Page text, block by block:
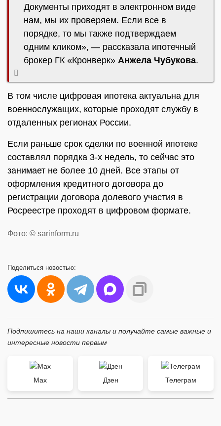
Документы приходят в электронном виде
нам, мы их проверяем. Если все в
порядке, то мы также подтверждаем
одним кликом», — рассказала ипотечный
брокер ГК «Кронверк» Анжела Чубукова.
В том числе цифровая ипотека актуальна для
военнослужащих, которые проходят службу в
отдаленных регионах России.
Если раньше срок сделки по военной ипотеке
составлял порядка 3-х недель, то сейчас это
занимает не более 10 дней. Все этапы от
оформления кредитного договора до
регистрации договора долевого участия в
Росреестре проходят в цифровом формате.
Фото: © sarinform.ru
Поделиться новостью:
Подпишитесь на наши каналы и получайте самые важные и
интересные новости первым
Max Дзен Телеграм